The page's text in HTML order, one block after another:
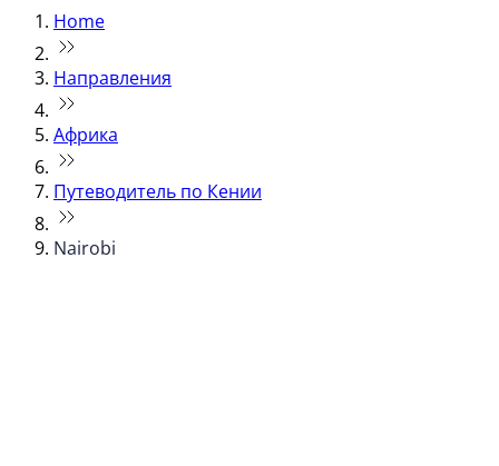
Home
Направления
Африка
Путеводитель по Кении
Nairobi